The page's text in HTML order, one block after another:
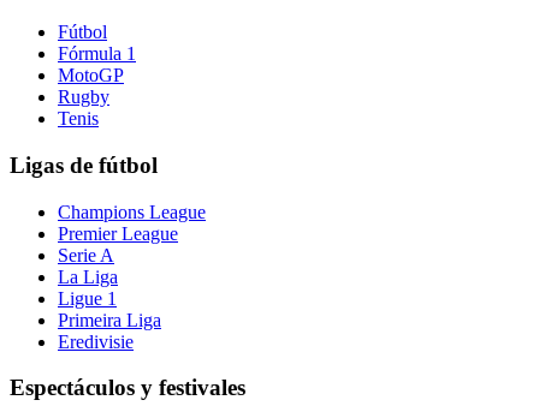
Fútbol
Fórmula 1
MotoGP
Rugby
Tenis
Ligas de fútbol
Champions League
Premier League
Serie A
La Liga
Ligue 1
Primeira Liga
Eredivisie
Espectáculos y festivales